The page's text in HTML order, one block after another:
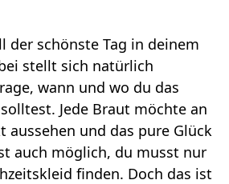
der schönste Tag in deinem
stellt sich natürlich
wann und wo du das
Jede Braut möchte an
aussehen und das pure Glück
auch möglich, du musst nur
finden. Doch das ist